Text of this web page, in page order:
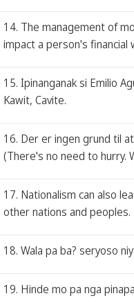
14. The management of
impact a person's financial
15. Ipinanganak si Emilio
Kawit, Cavite.
16. Der er ingen grund til
(There's no need to hurry.
17. Nationalism can also
other nations and peoples.
18. Wala pa ba? seryoso
19. Hinde mo pa nga